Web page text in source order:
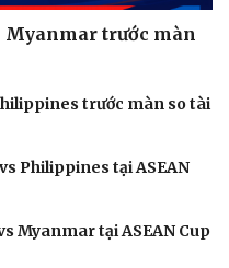
Hạt giống tâm hồn
Myanmar trước màn
trước màn so tài
Philippines tại ASEAN
Myanmar tại ASEAN Cup